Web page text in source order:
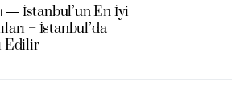
İstanbul’un En İyi
– İstanbul’da
Edilir